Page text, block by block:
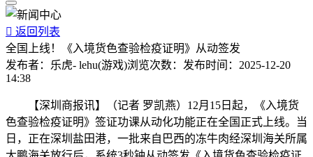
 返回列表
全国上线！《入境货色查验检疫证明》从动签发
发布者： 乐虎- lehu(游戏)浏览次数： 发布时间： 2025-12-20
14:38
【深圳商报讯】（记者 罗凯燕）12月15日起，《入境货
色查验检疫证明》签证功课从动化功能正在全国正式上线。当
日，正在深圳盐田港，一批来自巴西的冻牛肉经深圳海关所属